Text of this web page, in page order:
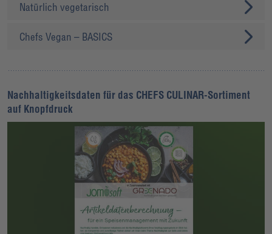
Natürlich vegetarisch
Chefs Vegan – BASICS
Nachhaltigkeitsdaten für das CHEFS CULINAR-Sortiment
auf Knopfdruck